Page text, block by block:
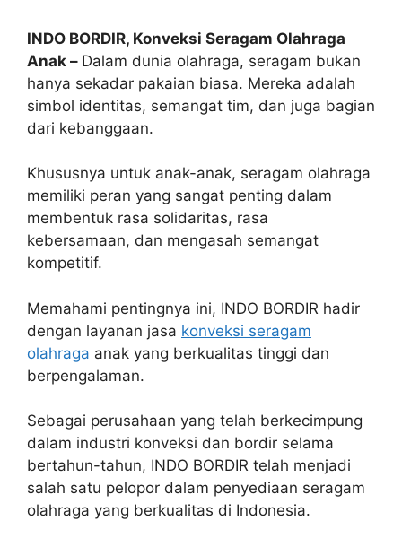
INDO BORDIR, Konveksi Seragam Olahraga
Anak – Dalam dunia olahraga, seragam bukan
hanya sekadar pakaian biasa. Mereka adalah
simbol identitas, semangat tim, dan juga bagian
dari kebanggaan.
Khususnya untuk anak-anak, seragam olahraga
memiliki peran yang sangat penting dalam
membentuk rasa solidaritas, rasa
kebersamaan, dan mengasah semangat
kompetitif.
Memahami pentingnya ini, INDO BORDIR hadir
dengan layanan jasa konveksi seragam
olahraga anak yang berkualitas tinggi dan
berpengalaman.
Sebagai perusahaan yang telah berkecimpung
dalam industri konveksi dan bordir selama
bertahun-tahun, INDO BORDIR telah menjadi
salah satu pelopor dalam penyediaan seragam
olahraga yang berkualitas di Indonesia.